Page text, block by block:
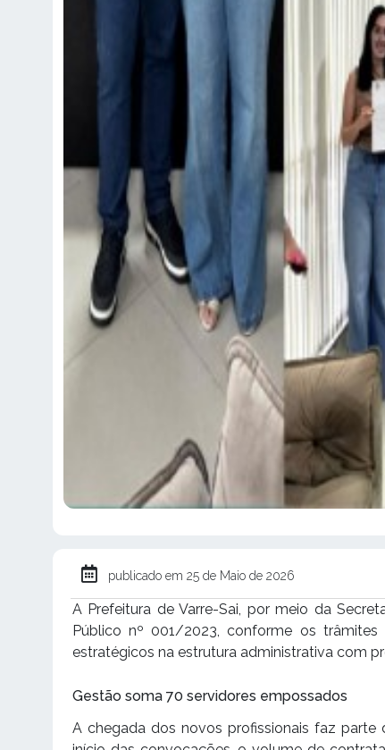
publicado em 25 de Maio de 2026
A Prefeitura de Varre-Sai, por meio da
Público nº 001/2023, conforme os
estratégicos na estrutura administrativa com
Gestão soma 70 servidores empossados
A chegada dos novos profissionais faz